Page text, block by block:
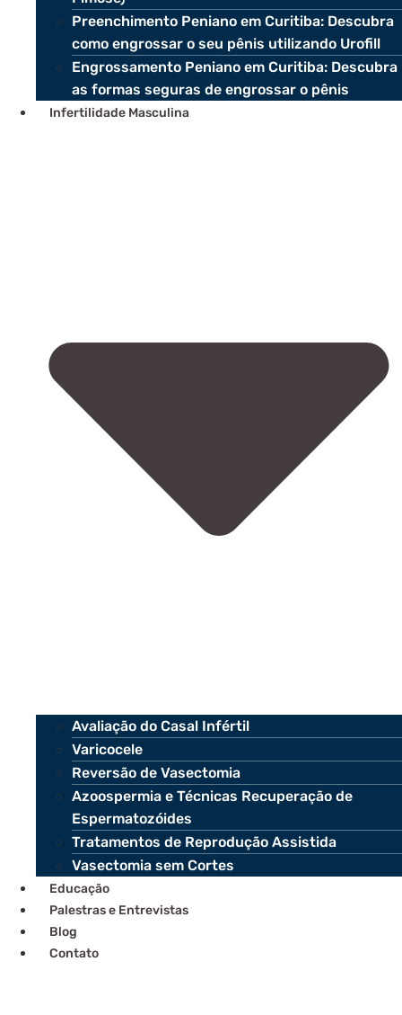
Preenchimento Peniano em Curitiba: Descubra
como engrossar o seu pênis utilizando Urofill
Engrossamento Peniano em Curitiba: Descubra
as formas seguras de engrossar o pênis
Infertilidade Masculina
Avaliação do Casal Infértil
Varicocele
Reversão de Vasectomia
Azoospermia e Técnicas Recuperação de
Espermatozóides
Tratamentos de Reprodução Assistida
Vasectomia sem Cortes
Educação
Palestras e Entrevistas
Blog
Contato